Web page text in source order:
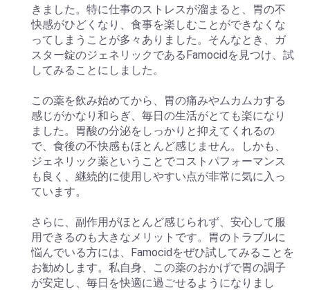
きました。特に仕事のストレスが溜まると、胃の不
快感がひどくなり、食事を楽しむことができなくな
ってしまうことが多々ありました。そんなとき、ガ
スター錠のジェネリックであるFamocidを見つけ、試
してみることにしました。
この薬を飲み始めてから、胃の痛みやムカムカする
感じがかなり和らぎ、毎日の生活がとても楽になり
ました。胃酸の分泌をしっかりと抑えてくれるの
で、食後の不快感もほとんど感じません。しかも、
ジェネリック薬ということでコストパフォーマンス
も良く、継続的に使用しやすい点が非常に気に入っ
ています。
さらに、副作用がほとんど感じられず、安心して服
用できるのも大きなメリットです。胃のトラブルに
悩んでいる方には、Famocidをぜひ試してみることを
お勧めします。私自身、この薬のおかげで胃の調子
が安定し、毎日を快適に過ごせるようになりまし